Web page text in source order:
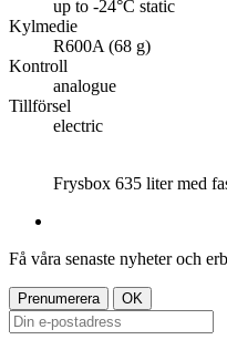
up to -24°C static
Kylmedie
R600A (68 g)
Kontroll
analogue
Tillförsel
electric
Frysbox 635 liter med
Få våra senaste nyheter och